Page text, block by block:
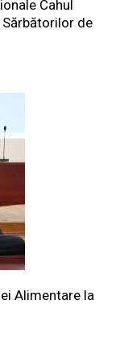
Cahul
de
Alimentare la